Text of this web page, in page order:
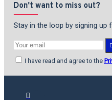
Don't want to miss out?
Stay in the loop by signing up
I have read and agree to the